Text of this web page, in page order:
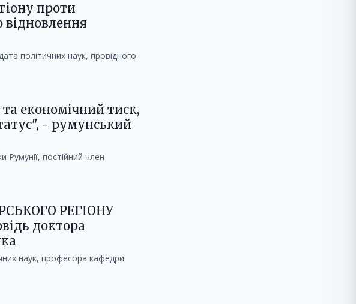
проти
відновлення
політичних наук, провідного
економічний тиск,
- румунський
Румунії, постійний член
РЕГІОНУ
доктора
наук, професора кафедри